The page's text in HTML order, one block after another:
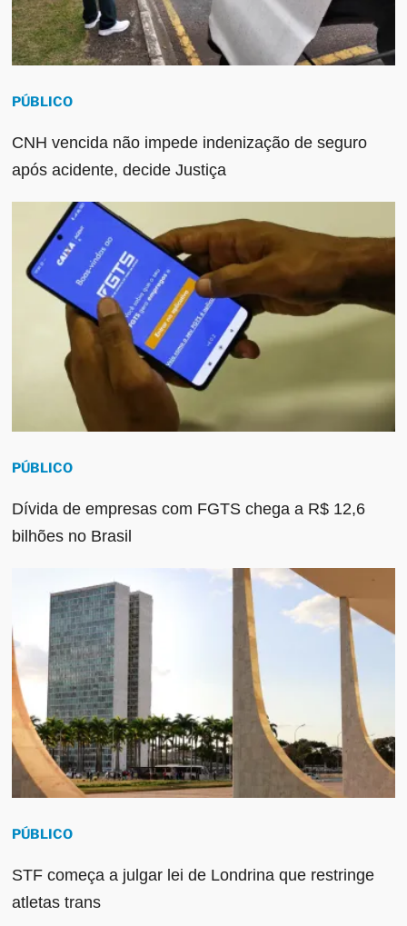
PÚBLICO
CNH vencida não impede indenização de seguro
após acidente, decide Justiça
PÚBLICO
Dívida de empresas com FGTS chega a R$ 12,6
bilhões no Brasil
PÚBLICO
STF começa a julgar lei de Londrina que restringe
atletas trans